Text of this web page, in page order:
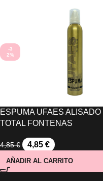
-3
2%
ESPUMA UFAES ALISADO
TOTAL FONTENAS
4,85€ 4,85 €
AÑADIR AL CARRITO